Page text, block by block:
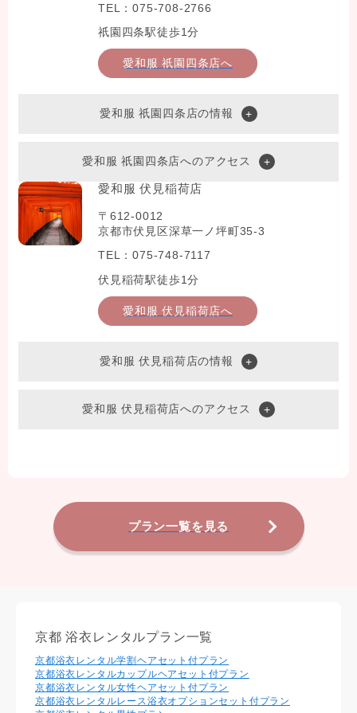
TEL：075-708-2766
祇園四条駅徒歩1分
愛和服 祇園四条店へ
愛和服 祇園四条店の情報
愛和服 祇園四条店へのアクセス
愛和服 伏見稲荷店
〒612-0012
京都市伏見区深草一ノ坪町35-3
TEL：075-748-7117
伏見稲荷駅徒歩1分
愛和服 伏見稲荷店へ
愛和服 伏見稲荷店の情報
愛和服 伏見稲荷店へのアクセス
プラン一覧を見る
京都 浴衣レンタルプラン一覧
京都浴衣レンタル学割ヘアセット付プラン
京都浴衣レンタルカップルヘアセット付プラン
京都浴衣レンタル⼥性ヘアセット付プラン
京都浴衣レンタルレース浴衣オプションセット付プラン